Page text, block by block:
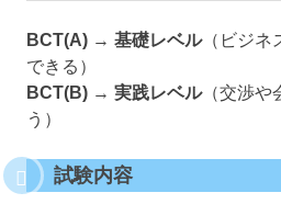
BCT(A) → 基礎レベル（ビジネ
できる）
BCT(B) → 実践レベル（交渉や
う）
試験内容